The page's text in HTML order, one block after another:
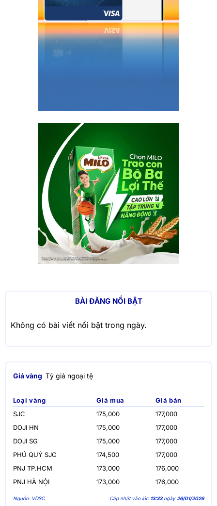
BÀI ĐĂNG NỔI BẬT
Không có bài viết nổi bật trong ngày.
Giá vàng Tỷ giá ngoại tệ
Loại vàng Giá mua
Giá bán
SJC
175,000
177,000
DOJI HN
175,000
177,000
DOJI SG
175,000
177,000
PHÚ QUÝ SJC
174,500
177,000
PNJ TP.HCM
173,000
176,000
PNJ HÀ NỘI
173,000 176,000
Nguồn: VDSC Cập nhật vào lúc 13:33ngày 26/01/2026